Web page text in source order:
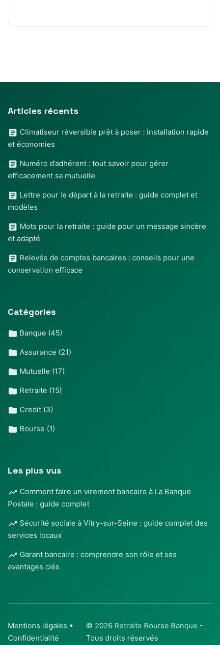
Articles récents
Climatiseur réversible prêt à poser : installation rapide
et économies
Numéro d’adhérent : tout savoir pour gérer
efficacement sa mutuelle
Lettre pour le départ à la retraite : guide complet et
modèles
Mots pour la retraite : guide pour un message sincère
et adapté
Relevés de comptes bancaires : conseils pour une
conservation efficace
Catégories
Banque (45)
Assurance (21)
Mutuelle (17)
Retraite (15)
Credit (3)
Bourse (1)
Les plus vus
Comment faire un virement bancaire à La Banque
Postale : guide complet
Sécurité sociale à Vitry-sur-Seine : guide complet des
services locaux
Garant bancaire : comprendre son rôle et ses
avantages clés
Mentions légales •
Confidentialité
© 2026 Retraite Bourse Banque -
Tous droits réservés